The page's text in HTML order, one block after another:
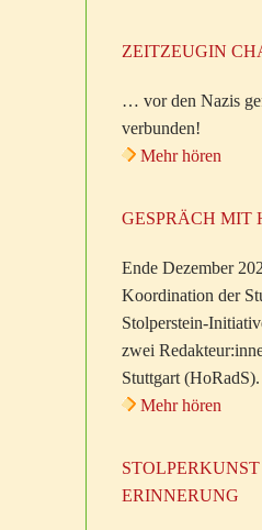
ZEITZEUGIN
… vor den Nazis
verbunden!
Mehr hören
GESPRÄCH MIT
Ende Dezember
Koordination der
Stolperstein-
zwei
Stuttgart (HoRadS).
Mehr hören
ERINNERUNG